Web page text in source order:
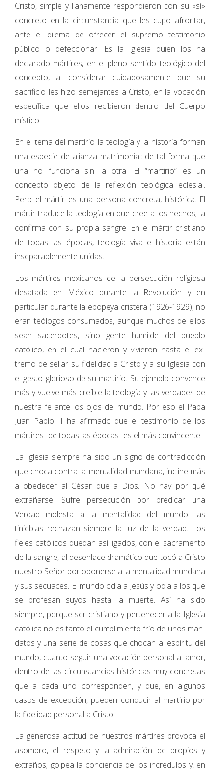
Cristo, simple y llanamen­te respondieron con su «sí»
concreto en la circunstancia que les cupo afrontar,
ante el di­lema de ofrecer el supremo testimonio
público o defeccionar. Es la Iglesia quien los ha
declarado mártires, en el pleno sentido teo­lógico del
concepto, al considerar cuidado­samente que su
sacrificio les hizo semejan­tes a Cristo, en la vocación
específica que ellos recibieron dentro del Cuerpo
místico.
En el tema del martirio la teología y la histo­ria forman
una especie de alianza matrimo­nial: de tal forma que
una no funciona sin la otra. El “martirio” es un
concepto objeto de la reflexión teológica eclesial.
Pero el mártir es una persona concreta, histórica. El
mártir traduce la teología en que cree a los hechos; la
confirma con su propia sangre. En el mártir cristiano
de todas las épocas, teología viva e historia están
inseparablemente unidas.
Los mártires mexicanos de la persecución re­ligiosa
desatada en México durante la Revolución y en
particular durante la epopeya cristera (1926-1929), no
eran teólogos consumados, aunque muchos de ellos
sean sacer­dotes, sino gente humilde del pueblo
católico, en el cual nacieron y vivieron hasta el ex­
tremo de sellar su fidelidad a Cristo y a su Igle­sia con
el gesto glorioso de su martirio. Su ejemplo convence
más y vuelve más creíble la teología y las verdades de
nuestra fe ante los ojos del mundo. Por eso el Papa
Juan Pablo II ha afirmado que el testimonio de los
mártires -de todas las épocas- es el más convincente.
La Iglesia siempre ha sido un signo de con­tradicción
que choca contra la mentalidad mundana, incline más
a obedecer al César que a Dios. No hay por qué
extrañarse. Sufre persecución por predicar una
Verdad molesta a la mentalidad del mundo: las
tinieblas rechazan siempre la luz de la verdad. Los
fieles ca­tólicos quedan así ligados, con el sacramento
de la sangre, al desenlace dramático que tocó a Cristo
nuestro Señor por oponerse a la mentalidad mundana
y sus secuaces. El mundo odia a Jesús y odia a los que
se profesan suyos hasta la muerte. Así ha sido
siempre, porque ser cristiano y pertenecer a la Iglesia
católica no es tanto el cumplimiento frío de unos man­
datos y una serie de cosas que chocan al espí­ritu del
mundo, cuanto seguir una vocación personal al amor,
dentro de las circunstancias históricas muy concretas
que a cada uno corresponden, y que, en algunos
casos de ex­cepción, pueden conducir al martirio por
la fidelidad personal a Cristo.
La generosa actitud de nuestros mártires provoca el
asombro, el respeto y la admira­ción de propios y
extraños; golpea la con­ciencia de los incrédulos y, en